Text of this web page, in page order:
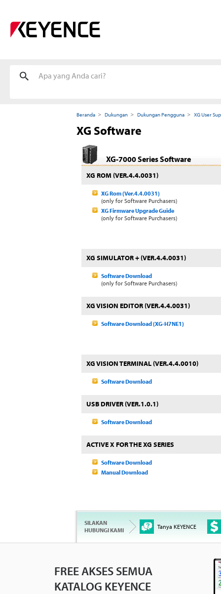
Beranda Dukungan Dukungan Pengguna XG User
XG Software
XG-7000 Series Software
XG ROM (VER.4.4.0031)
XG Rom (Ver.4.4.0031)
(only for Software Purchasers)
XG Firmware Upgrade Guide
(only for Software Purchasers)
XG SIMULATOR + (VER.4.4.0031)
Software Download
(only for Software Purchasers)
XG VISION EDITOR (VER.4.4.0031)
Software Download (XG-H7NE1)
XG VISION TERMINAL (VER.4.4.0010)
Software Download
USB DRIVER (VER.1.0.1)
Software Download
ACTIVE X FOR THE XG SERIES
Software Download
Manual Download
SILAKAN
HUBUNGI KAMI
Tanya KEYENCE
FREE AKSES SEMUA
KATALOG KEYENCE